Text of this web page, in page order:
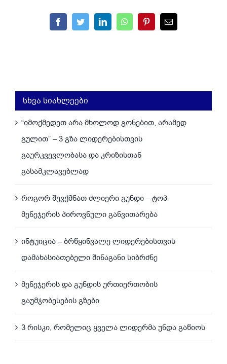
FacebookTwitterLinkedInWhatsAppPinterestEmail
სხვა სიახლეები
“იმოქმედეთ არა მხოლოდ გონებით, არამედ
გულით” – 3 გზა ლიდერებისთვის
გაურკვევლობასა და კრიზისთან
გასამკლავებლად
როგორ შევქმნათ ძლიერი გუნდი – ტოპ-
მენეჯერის პიროვნული განვითარება
ინტუიცია – ბრწყინვალე ლიდერებისთვის
დამახასიათებელი შინაგანი სიბრძნე
მენეჯერის და გუნდის ურთიერთობის
გაუმჯობესების გზები
3 რისკი, რომელიც ყველა ლიდერმა უნდა გაწიოს